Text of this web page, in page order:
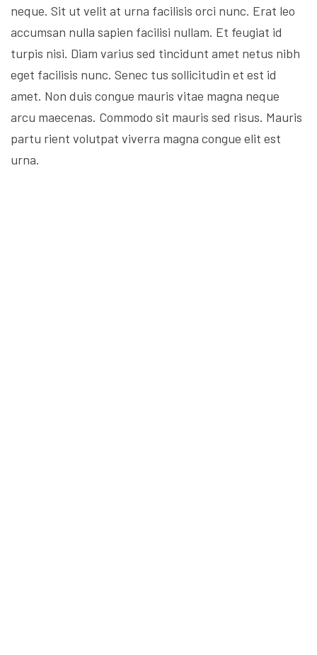
neque. Sit ut velit at urna facilisis orci nunc. Erat leo
accumsan nulla sapien facilisi nullam. Et feugiat id
turpis nisi. Diam varius sed tincidunt amet netus nibh
eget facilisis nunc. Senec tus sollicitudin et est id
amet. Non duis congue mauris vitae magna neque
arcu maecenas. Commodo sit mauris sed risus. Mauris
partu rient volutpat viverra magna congue elit est
urna.